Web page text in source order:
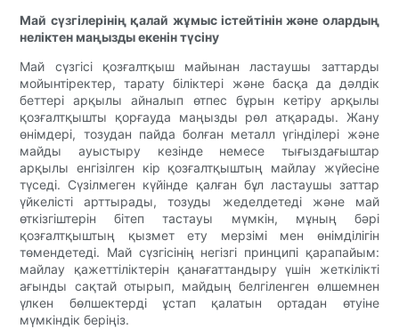
Май сүзгілерінің қалай жұмыс істейтінін және олардың
неліктен маңызды екенін түсіну
Май сүзгісі қозғалтқыш майынан ластаушы заттарды
мойынтіректер, тарату біліктері және басқа да дәлдік
беттері арқылы айналып өтпес бұрын кетіру арқылы
қозғалтқышты қорғауда маңызды рөл атқарады. Жану
өнімдері, тозудан пайда болған металл үгінділері және
майды ауыстыру кезінде немесе тығыздағыштар
арқылы енгізілген кір қозғалтқыштың майлау жүйесіне
түседі. Сүзілмеген күйінде қалған бұл ластаушы заттар
үйкелісті арттырады, тозуды жеделдетеді және май
өткізгіштерін бітеп тастауы мүмкін, мұның бәрі
қозғалтқыштың қызмет ету мерзімі мен өнімділігін
төмендетеді. Май сүзгісінің негізгі принципі қарапайым:
майлау қажеттіліктерін қанағаттандыру үшін жеткілікті
ағынды сақтай отырып, майдың белгіленген өлшемнен
үлкен бөлшектерді ұстап қалатын ортадан өтуіне
мүмкіндік беріңіз.